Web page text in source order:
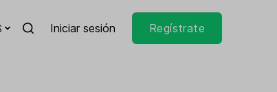
Iniciar sesión Regístrate